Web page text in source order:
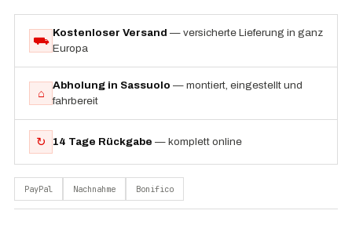
⛟
Kostenloser Versand — versicherte Lieferung in ganz
Europa
⌂
Abholung in Sassuolo — montiert, eingestellt und
fahrbereit
↻ 14 Tage Rückgabe — komplett online
PayPal Nachnahme Bonifico